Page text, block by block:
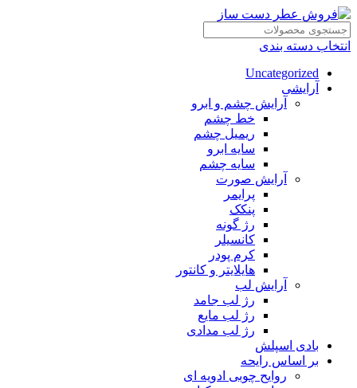
انتخاب دسته بندی
Uncategorized
آرایشی
آرایش چشم و ابرو
خط چشم
ریمیل چشم
سایه ابرو
سایه چشم
آرایش صورت
پرایمر
پنکک
رژ گونه
کانسیلر
کرم پودر
هایلایتر و کانتور
آرایش لب
رژ لب جامد
رژ لب مایع
رژ لب مدادی
بادی اسپلش
بر اساس رایحه
روایح چوبی ادویه ای